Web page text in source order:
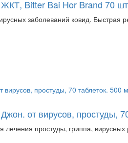
Bitter Bai Hor Brand 70 шт
заболеваний ковид. Быстрая
от вирусов, простуды,
простуды, гриппа,